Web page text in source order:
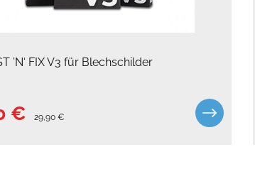
’N‘ FIX V3 für Blechschilder
€ 29,90 €